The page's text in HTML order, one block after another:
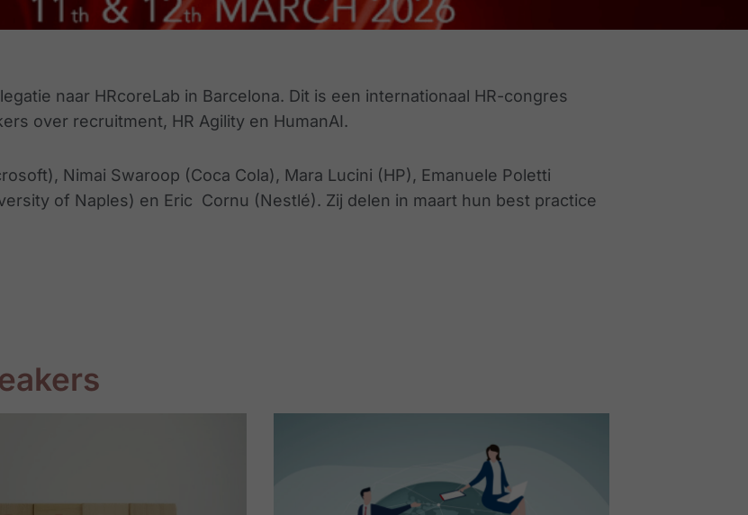
naar HRcoreLab in Barcelona. Dit is een internationaal HR-congres
over recruitment, HR Agility en HumanAI.
Nimai Swaroop (Coca Cola), Mara Lucini (HP), Emanuele Poletti
of Naples) en Eric Cornu (Nestlé). Zij delen in maart hun best practice